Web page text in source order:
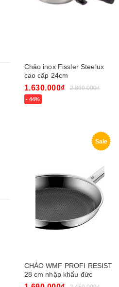
Chảo inox Fissler Steelux
cao cấp 24cm
1.630.000₫ 2.890.000₫
- 44%
Sale
CHẢO WMF PROFI RESIST
28 cm nhập khẩu đức